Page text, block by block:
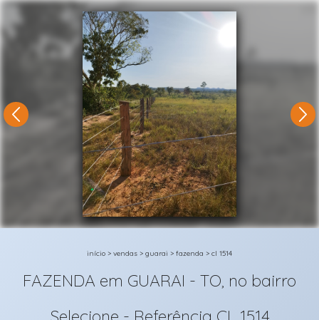
início > vendas > guarai > fazenda > cl 1514
FAZENDA em GUARAI - TO, no bairro